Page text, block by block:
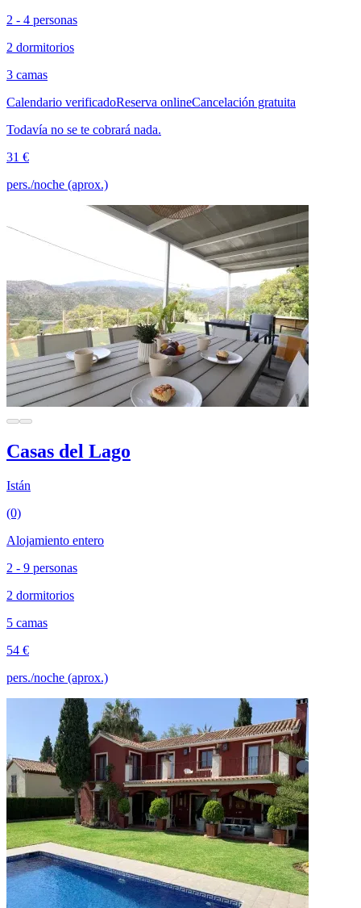
2 - 4 personas
2 dormitorios
3 camas
Calendario verificadoReserva onlineCancelación gratuita
Todavía no se te cobrará nada.
31 €
pers./noche (aprox.)
Casas del Lago
Istán
(0)
Alojamiento entero
2 - 9 personas
2 dormitorios
5 camas
54 €
pers./noche (aprox.)